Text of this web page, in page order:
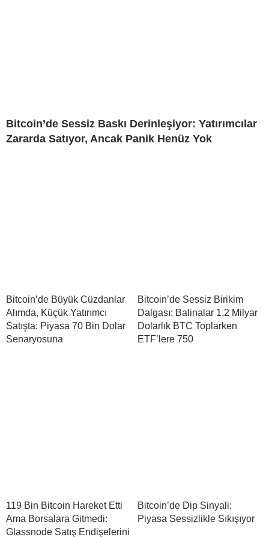
Bitcoin’de Sessiz Baskı Derinleşiyor: Yatırımcılar
Zararda Satıyor, Ancak Panik Henüz Yok
Bitcoin’de Büyük Cüzdanlar
Alımda, Küçük Yatırımcı
Satışta: Piyasa 70 Bin Dolar
Senaryosuna
Bitcoin’de Sessiz Birikim
Dalgası: Balinalar 1,2 Milyar
Dolarlık BTC Toplarken
ETF’lere 750
119 Bin Bitcoin Hareket Etti
Ama Borsalara Gitmedi:
Glassnode Satış Endişelerini
Bitcoin’de Dip Sinyali:
Piyasa Sessizlikle Sıkışıyor